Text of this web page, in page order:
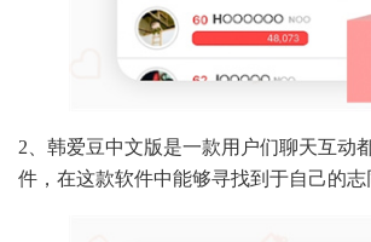
2、韩爱豆中文版是一款用户们聊天互动
件，在这款软件中能够寻找到于自己的志